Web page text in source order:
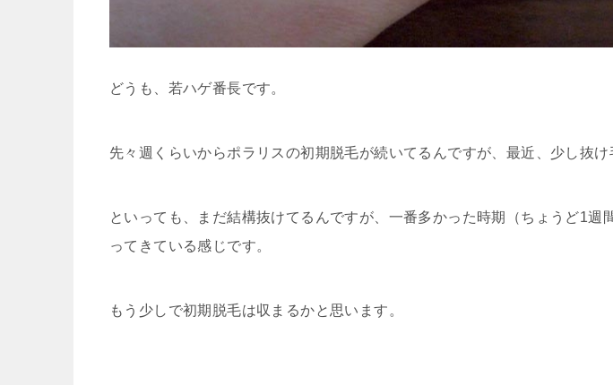
どうも、若ハゲ番長です。
先々週くらいからポラリスの初期脱毛が続いてるんですが、最近、少し抜け
といっても、まだ結構抜けてるんですが、一番多かった時期（ちょうど1週
ってきている感じです。
もう少しで初期脱毛は収まるかと思います。